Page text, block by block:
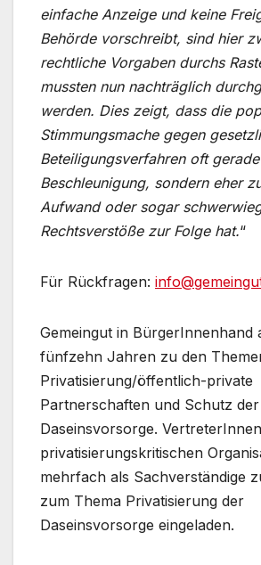
einfache Anzeige und keine
Behörde vorschreibt, sind hier
rechtliche Vorgaben durchs
mussten nun nachträglich
werden. Dies zeigt, dass die
Stimmungsmache gegen
Beteiligungsverfahren oft
Beschleunigung, sondern eher
Aufwand oder sogar
Rechtsverstöße zur Folge hat.“
Für Rückfragen:
Gemeingut in BürgerInnenhand
fünfzehn Jahren zu den
Privatisierung/öffentlich-private
Partnerschaften und Schutz der
Daseinsvorsorge.
privatisierungskritischen
mehrfach als Sachverständige
zum Thema Privatisierung der
Daseinsvorsorge eingeladen.